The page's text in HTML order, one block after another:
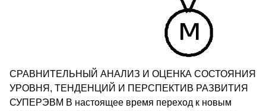
СРАВНИТЕЛЬНЫЙ АНАЛИЗ И ОЦЕНКА СОСТОЯНИЯ
УРОВНЯ, ТЕНДЕНЦИЙ И ПЕРСПЕКТИВ РАЗВИТИЯ
СУПЕРЭВМ В настоящее время переход к новым